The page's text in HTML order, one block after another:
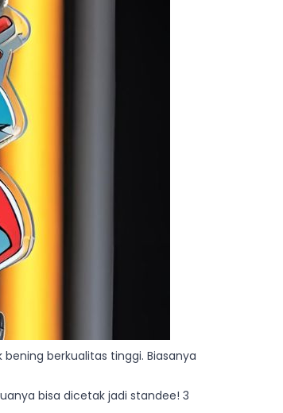
berkualitas tinggi. Biasanya
bisa dicetak jadi standee! 3